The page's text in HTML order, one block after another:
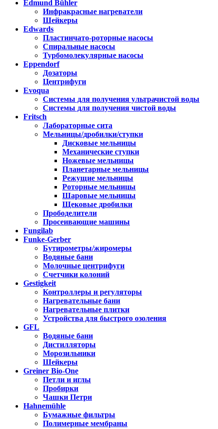
Edmund Bühler
Инфракрасные нагреватели
Шейкеры
Edwards
Пластинчато-роторные насосы
Спиральные насосы
Турбомолекулярные насосы
Eppendorf
Дозаторы
Центрифуги
Evoqua
Системы для получения ультрачистой воды
Системы для получения чистой воды
Fritsch
Лабораторные сита
Мельницы/дробилки/ступки
Дисковые мельницы
Механические ступки
Ножевые мельницы
Планетарные мельницы
Режущие мельницы
Роторные мельницы
Шаровые мельницы
Щековые дробилки
Прободелители
Просеивающие машины
Fungilab
Funke-Gerber
Бутирометры/жиромеры
Водяные бани
Молочные центрифуги
Счетчики колоний
Gestigkeit
Контроллеры и регуляторы
Нагревательные бани
Нагревательные плитки
Устройства для быстрого озоления
GFL
Водяные бани
Дистилляторы
Морозильники
Шейкеры
Greiner Bio-One
Петли и иглы
Пробирки
Чашки Петри
Hahnemühle
Бумажные фильтры
Полимерные мембраны